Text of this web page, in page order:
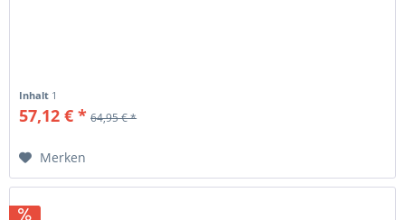
Inhalt 1
57,12 € * 64,95 € *
Merken